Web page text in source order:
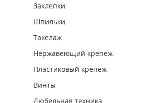
Заклепки
Шпильки
Такелаж
Нержавеющий крепеж
Пластиковый крепеж
Винты
Дюбельная техника